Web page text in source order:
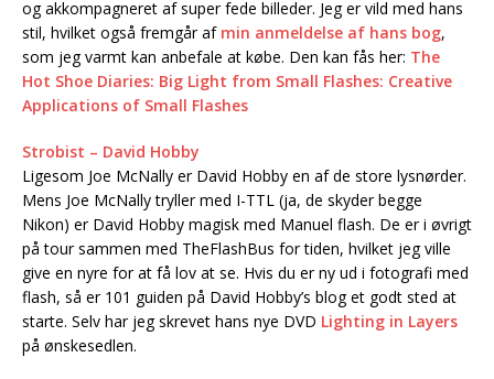
og akkompagneret af super fede billeder. Jeg er vild med hans
stil, hvilket også fremgår af min anmeldelse af hans bog,
som jeg varmt kan anbefale at købe. Den kan fås her: The
Hot Shoe Diaries: Big Light from Small Flashes: Creative
Applications of Small Flashes
Strobist – David Hobby
Ligesom Joe McNally er David Hobby en af de store lysnørder.
Mens Joe McNally tryller med I-TTL (ja, de skyder begge
Nikon) er David Hobby magisk med Manuel flash. De er i øvrigt
på tour sammen med TheFlashBus for tiden, hvilket jeg ville
give en nyre for at få lov at se. Hvis du er ny ud i fotografi med
flash, så er 101 guiden på David Hobby’s blog et godt sted at
starte. Selv har jeg skrevet hans nye DVD Lighting in Layers
på ønskesedlen.